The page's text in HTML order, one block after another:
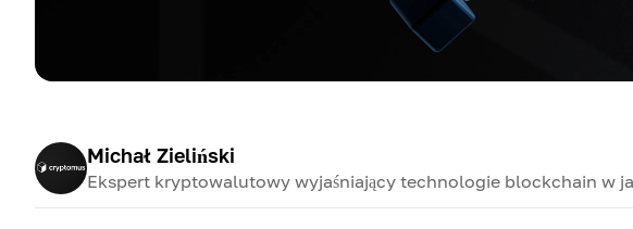
Michał Zieliński
Ekspert kryptowalutowy wyjaśniający technologie blockchain w